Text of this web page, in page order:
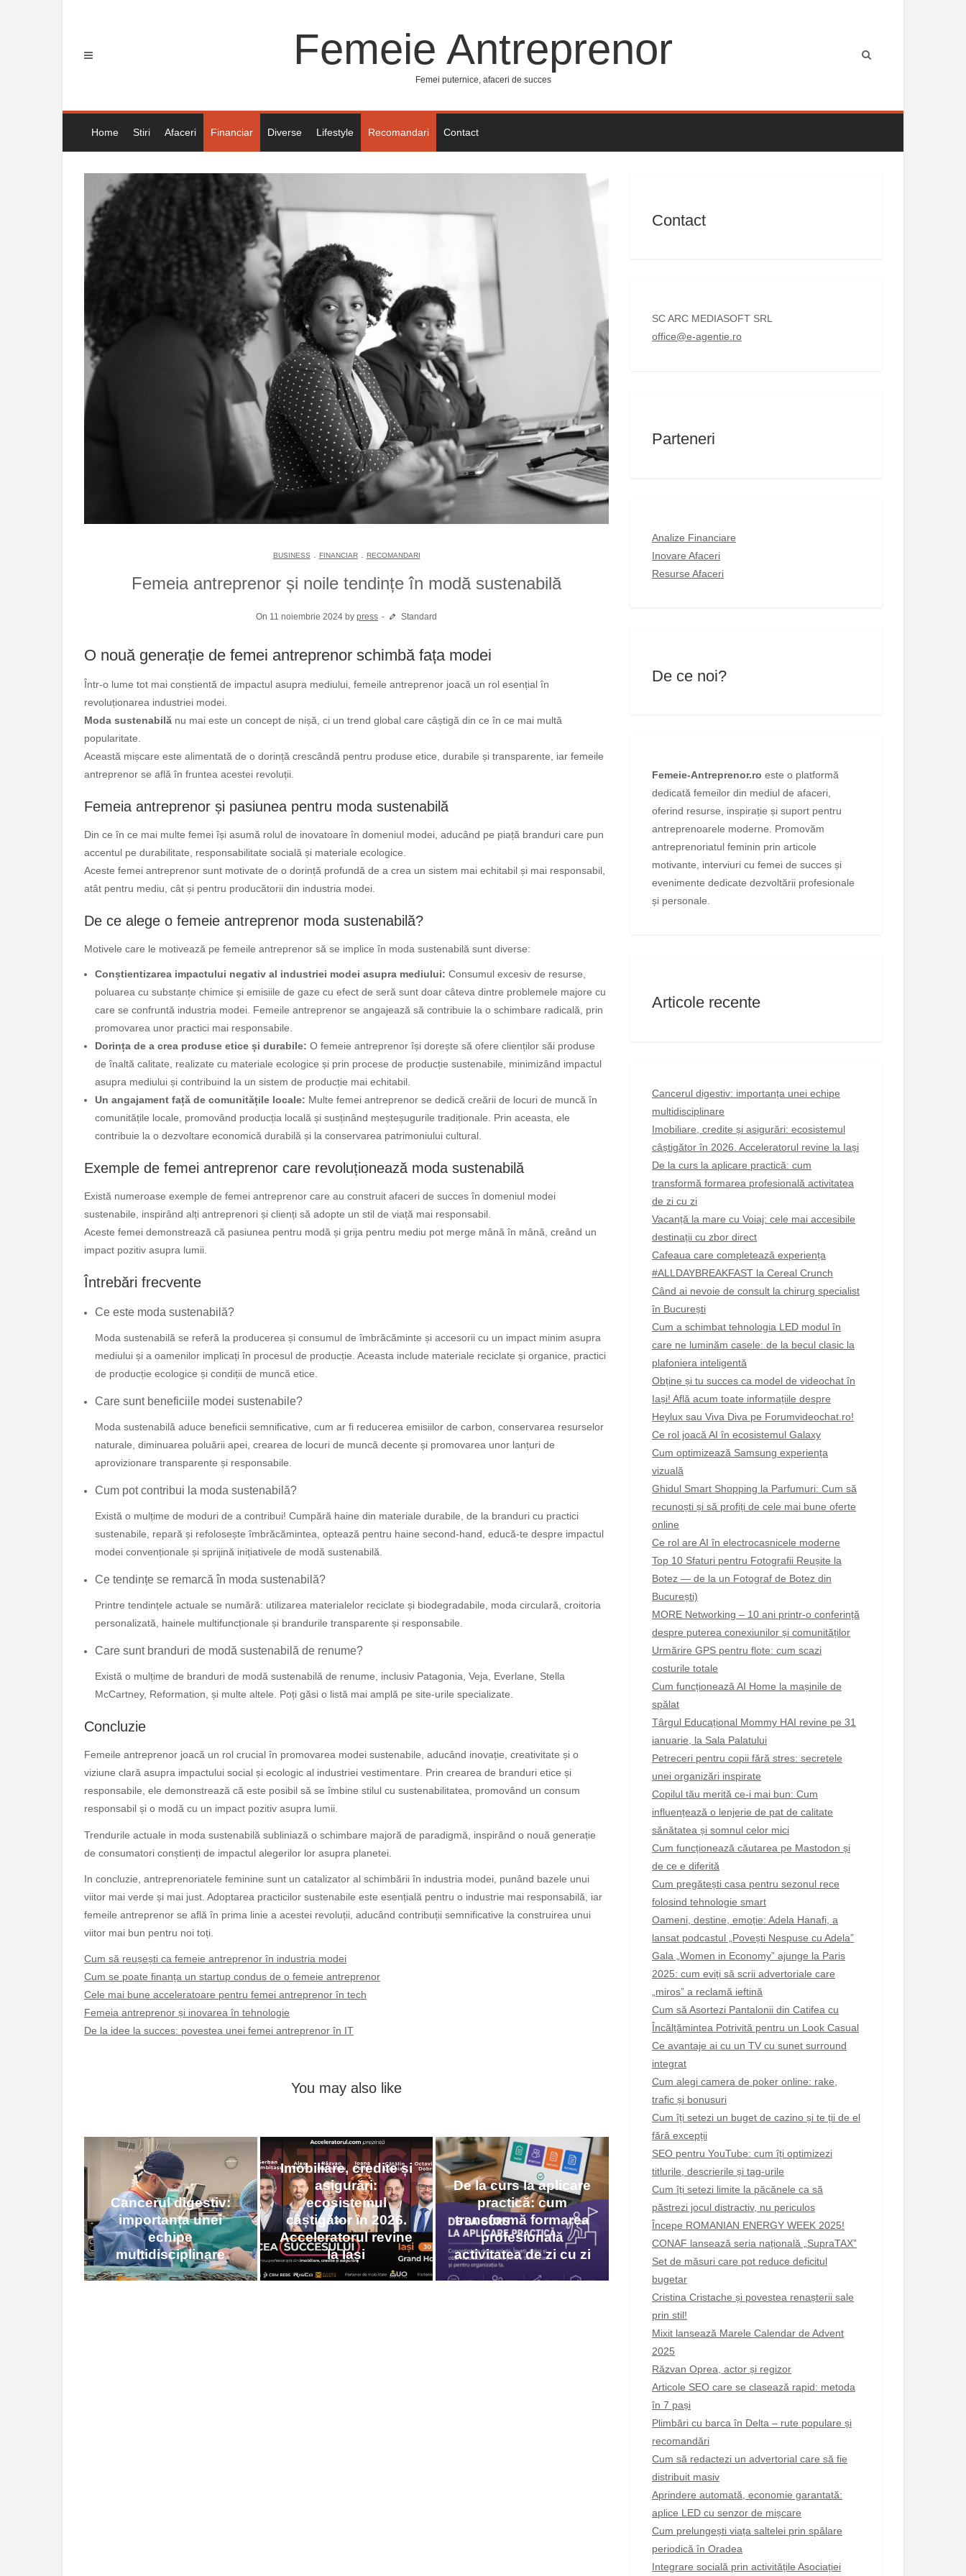
Femeie Antreprenor
Femei puternice, afaceri de succes
Home Stiri Afaceri Financiar Diverse Lifestyle Recomandari Contact
BUSINESS FINANCIAR. RECOMANDARI
Femeia antreprenor și noile tendințe în modă sustenabilă
On 11 noiembrie 2024 bypress Standard
O nouă generație de femei antreprenor schimbă fața modei
Într-o lume tot mai conștientă de impactul asupra mediului, femeile antreprenor joacă un rol esențial în
revoluționarea industriei modei.
Moda sustenabilă nu mai este un concept de nișă, ci un trend global care câștigă din ce în ce mai multă
popularitate.
Această mișcare este alimentată de o dorință crescândă pentru produse etice, durabile și transparente, iar femeile
antreprenor se află în fruntea acestei revoluții.
Femeia antreprenor și pasiunea pentru moda sustenabilă
Din ce în ce mai multe femei își asumă rolul de inovatoare în domeniul modei, aducând pe piață branduri care pun
accentul pe durabilitate, responsabilitate socială și materiale ecologice.
Aceste femei antreprenor sunt motivate de o dorință profundă de a crea un sistem mai echitabil și mai responsabil,
atât pentru mediu, cât și pentru producătorii din industria modei.
De ce alege o femeie antreprenor moda sustenabilă?
Motivele care le motivează pe femeile antreprenor să se implice în moda sustenabilă sunt diverse:
Conștientizarea impactului negativ al industriei modei asupra mediului: Consumul excesiv de resurse,
poluarea cu substanțe chimice și emisiile de gaze cu efect de seră sunt doar câteva dintre problemele majore cu
care se confruntă industria modei. Femeile antreprenor se angajează să contribuie la o schimbare radicală, prin
promovarea unor practici mai responsabile.
Dorința de a crea produse etice și durabile: O femeie antreprenor își dorește să ofere clienților săi produse
de înaltă calitate, realizate cu materiale ecologice și prin procese de producție sustenabile, minimizând impactul
asupra mediului și contribuind la un sistem de producție mai echitabil.
Un angajament față de comunitățile locale: Multe femei antreprenor se dedică creării de locuri de muncă în
comunitățile locale, promovând producția locală și susținând meșteșugurile tradiționale. Prin aceasta, ele
contribuie la o dezvoltare economică durabilă și la conservarea patrimoniului cultural.
Exemple de femei antreprenor care revoluționează moda sustenabilă
Există numeroase exemple de femei antreprenor care au construit afaceri de succes în domeniul modei
sustenabile, inspirând alți antreprenori și clienți să adopte un stil de viață mai responsabil.
Aceste femei demonstrează că pasiunea pentru modă și grija pentru mediu pot merge mână în mână, creând un
impact pozitiv asupra lumii.
Întrebări frecvente
Ce este moda sustenabilă?
Moda sustenabilă se referă la producerea și consumul de îmbrăcăminte și accesorii cu un impact minim asupra
mediului și a oamenilor implicați în procesul de producție. Aceasta include materiale reciclate și organice, practici
de producție ecologice și condiții de muncă etice.
Care sunt beneficiile modei sustenabile?
Moda sustenabilă aduce beneficii semnificative, cum ar fi reducerea emisiilor de carbon, conservarea resurselor
naturale, diminuarea poluării apei, crearea de locuri de muncă decente și promovarea unor lanțuri de
aprovizionare transparente și responsabile.
Cum pot contribui la moda sustenabilă?
Există o mulțime de moduri de a contribui! Cumpără haine din materiale durabile, de la branduri cu practici
sustenabile, repară și refolosește îmbrăcămintea, optează pentru haine second-hand, educă-te despre impactul
modei convenționale și sprijină inițiativele de modă sustenabilă.
Ce tendințe se remarcă în moda sustenabilă?
Printre tendințele actuale se numără: utilizarea materialelor reciclate și biodegradabile, moda circulară, croitoria
personalizată, hainele multifuncționale și brandurile transparente și responsabile.
Care sunt branduri de modă sustenabilă de renume?
Există o mulțime de branduri de modă sustenabilă de renume, inclusiv Patagonia, Veja, Everlane, Stella
McCartney, Reformation, și multe altele. Poți găsi o listă mai amplă pe site-urile specializate.
Concluzie
Femeile antreprenor joacă un rol crucial în promovarea modei sustenabile, aducând inovație, creativitate și o
viziune clară asupra impactului social și ecologic al industriei vestimentare. Prin crearea de branduri etice și
responsabile, ele demonstrează că este posibil să se îmbine stilul cu sustenabilitatea, promovând un consum
responsabil și o modă cu un impact pozitiv asupra lumii.
Trendurile actuale in moda sustenabilă subliniază o schimbare majoră de paradigmă, inspirând o nouă generație
de consumatori conștienți de impactul alegerilor lor asupra planetei.
In concluzie, antreprenoriatele feminine sunt un catalizator al schimbării în industria modei, punând bazele unui
viitor mai verde și mai just. Adoptarea practicilor sustenabile este esențială pentru o industrie mai responsabilă, iar
femeile antreprenor se află în prima linie a acestei revoluții, aducând contribuții semnificative la construirea unui
viitor mai bun pentru noi toți.
Cum să reușești ca femeie antreprenor în industria modei
Cum se poate finanța un startup condus de o femeie antreprenor
Cele mai bune acceleratoare pentru femei antreprenor în tech
Femeia antreprenor și inovarea în tehnologie
De la idee la succes: povestea unei femei antreprenor în IT
You may also like
Cancerul digestiv:
importanța unei
echipe
multidisciplinare
Imobiliare, credite și
asigurări:
ecosistemul
câștigător în 2026.
Acceleratorul revine
la Iași
De la curs la aplicare
practică: cum
transformă formarea
profesională
activitatea de zi cu zi
Contact
SC ARC MEDIASOFT SRL
office@e-agentie.ro
Parteneri
Analize Financiare
Inovare Afaceri
Resurse Afaceri
De ce noi?
Femeie-Antreprenor.ro este o platformă
dedicată femeilor din mediul de afaceri,
oferind resurse, inspirație și suport pentru
antreprenoarele moderne. Promovăm
antreprenoriatul feminin prin articole
motivante, interviuri cu femei de succes și
evenimente dedicate dezvoltării profesionale
și personale.
Articole recente
Cancerul digestiv: importanța unei echipe
multidisciplinare
Imobiliare, credite și asigurări: ecosistemul
câștigător în 2026. Acceleratorul revine la Iași
De la curs la aplicare practică: cum
transformă formarea profesională activitatea
de zi cu zi
Vacanță la mare cu Voiaj: cele mai accesibile
destinații cu zbor direct
Cafeaua care completează experiența
#ALLDAYBREAKFAST la Cereal Crunch
Când ai nevoie de consult la chirurg specialist
în București
Cum a schimbat tehnologia LED modul în
care ne luminăm casele: de la becul clasic la
plafoniera inteligentă
Obține și tu succes ca model de videochat în
Iași! Află acum toate informațiile despre
Heylux sau Viva Diva pe Forumvideochat.ro!
Ce rol joacă AI în ecosistemul Galaxy
Cum optimizează Samsung experiența
vizuală
Ghidul Smart Shopping la Parfumuri: Cum să
recunoști și să profiți de cele mai bune oferte
online
Ce rol are AI în electrocasnicele moderne
Top 10 Sfaturi pentru Fotografii Reușite la
Botez — de la un Fotograf de Botez din
București)
MORE Networking – 10 ani printr-o conferință
despre puterea conexiunilor și comunităților
Urmărire GPS pentru flote: cum scazi
costurile totale
Cum funcționează AI Home la mașinile de
spălat
Târgul Educațional Mommy HAI revine pe 31
ianuarie, la Sala Palatului
Petreceri pentru copii fără stres: secretele
unei organizări inspirate
Copilul tău merită ce-i mai bun: Cum
influențează o lenjerie de pat de calitate
sănătatea și somnul celor mici
Cum funcționează căutarea pe Mastodon și
de ce e diferită
Cum pregătești casa pentru sezonul rece
folosind tehnologie smart
Oameni, destine, emoție: Adela Hanafi, a
lansat podcastul „Povești Nespuse cu Adela”
Gala „Women in Economy” ajunge la Paris
2025: cum eviți să scrii advertoriale care
„miros” a reclamă ieftină
Cum să Asortezi Pantalonii din Catifea cu
Încălțămintea Potrivită pentru un Look Casual
Ce avantaje ai cu un TV cu sunet surround
integrat
Cum alegi camera de poker online: rake,
trafic și bonusuri
Cum îți setezi un buget de cazino și te ții de el
fără excepții
SEO pentru YouTube: cum îți optimizezi
titlurile, descrierile și tag-urile
Cum îți setezi limite la păcănele ca să
păstrezi jocul distractiv, nu periculos
Începe ROMANIAN ENERGY WEEK 2025!
CONAF lansează seria națională „SupraTAX”
Set de măsuri care pot reduce deficitul
bugetar
Cristina Cristache și povestea renașterii sale
prin stil!
Mixit lansează Marele Calendar de Advent
2025
Răzvan Oprea, actor și regizor
Articole SEO care se clasează rapid: metoda
în 7 pași
Plimbări cu barca în Delta – rute populare și
recomandări
Cum să redactezi un advertorial care să fie
distribuit masiv
Aprindere automată, economie garantată:
aplice LED cu senzor de mișcare
Cum prelungești viața saltelei prin spălare
periodică în Oradea
Integrare socială prin activitățile Asociației